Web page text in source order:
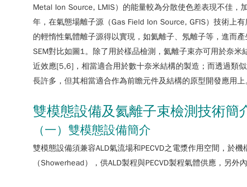
Metal Ion Source, LMIS）的能量較為分散使色差表現不佳
年，在氣態場離子源（Gas Field Ion Source, GFIS）技術
的輕惰性氣體離子源得以實現，如氦離子、氖離子等，進而
SEM對比如圖1。除了用於樣品檢測，氦離子束亦可用於奈
近效應[5,6]，相當適合用於數十奈米結構的製造；而透過類
長許多，但其相當適合作為前瞻元件及結構的原型開發應用
雙模態設備及氦離子束檢測技術簡
（一）雙模態設備簡介
雙模態設備須兼容ALD氣流場和PECVD之電漿作用空間，於
（Showerhead），供ALD製程與PECVD製程氣體供應，另